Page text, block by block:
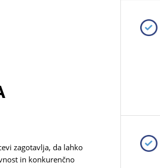
zagotavlja, da lahko
in konkurenčno